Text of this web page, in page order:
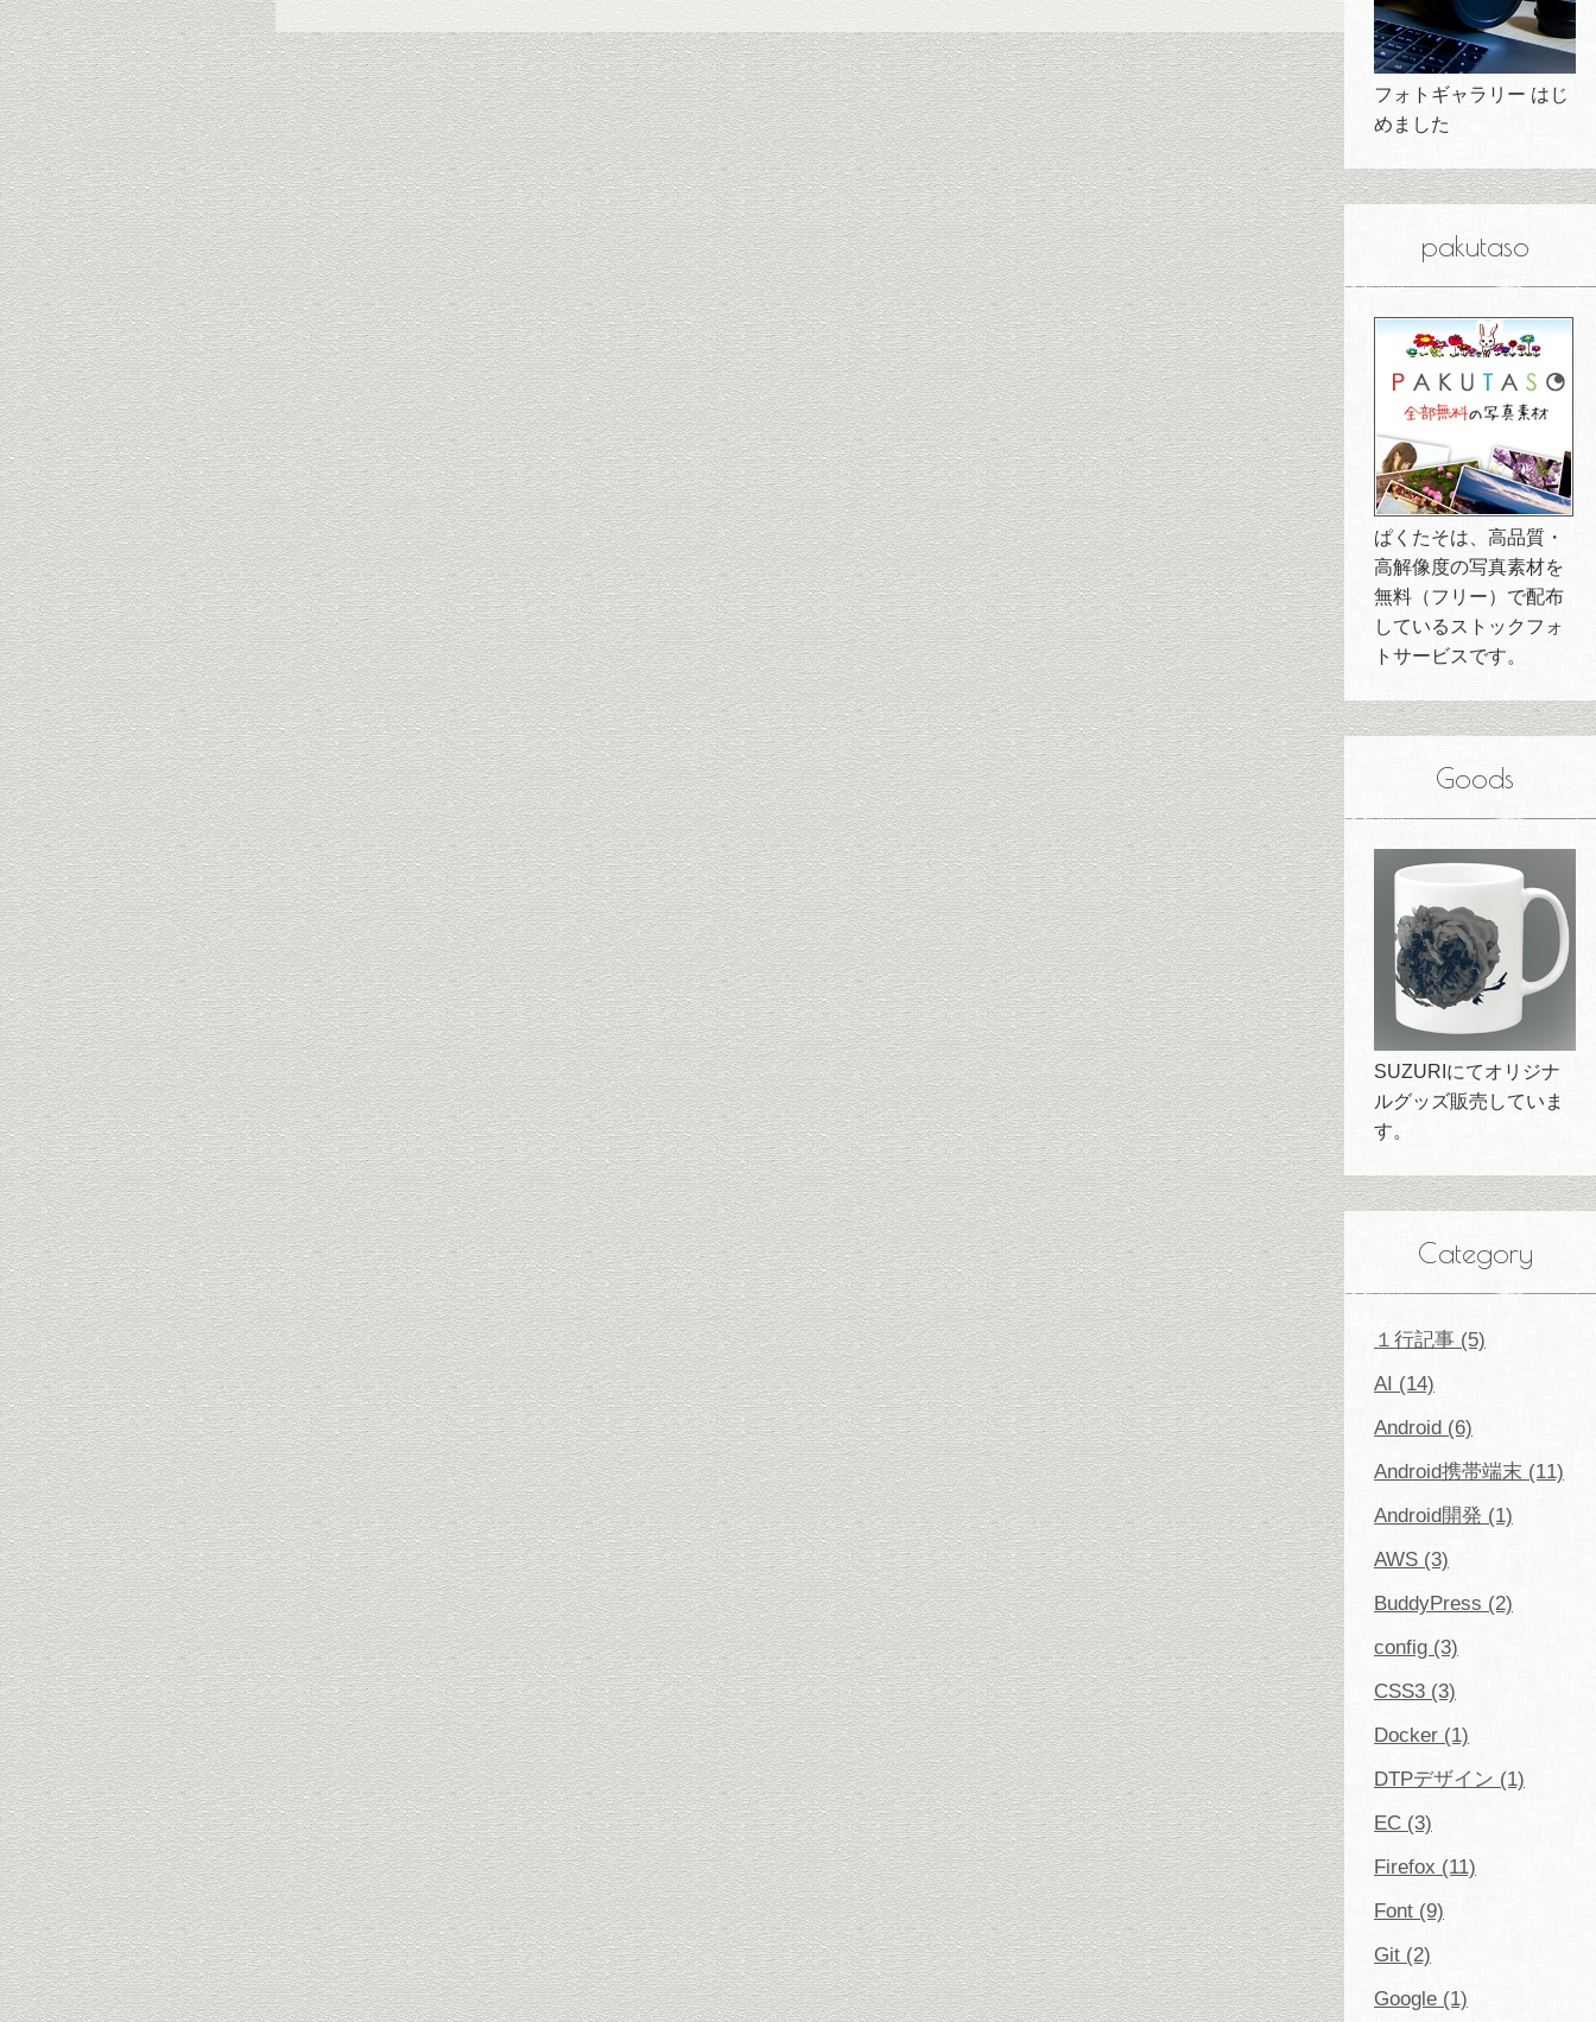
フォトギャラリー はじ
めました
pakutaso
ぱくたそは、高品質・
高解像度の写真素材を
無料（フリー）で配布
しているストックフォ
トサービスです。
Goods
SUZURIにてオリジナ
ルグッズ販売していま
す。
Category
１行記事 (5)
AI (14)
Android (6)
Android携帯端末 (11)
Android開発 (1)
AWS (3)
BuddyPress (2)
config (3)
CSS3 (3)
Docker (1)
DTPデザイン (1)
EC (3)
Firefox (11)
Font (9)
Git (2)
Google (1)